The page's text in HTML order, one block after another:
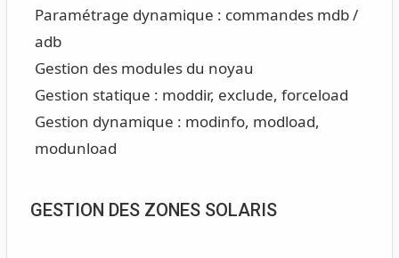
Paramétrage dynamique : commandes mdb /
adb
Gestion des modules du noyau
Gestion statique : moddir, exclude, forceload
Gestion dynamique : modinfo, modload,
modunload
GESTION DES ZONES SOLARIS